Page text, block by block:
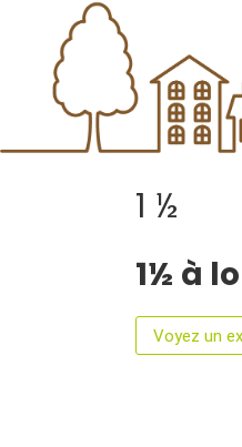
1 ½
1½ à
Voyez un